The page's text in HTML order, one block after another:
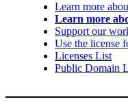
Learn more
Learn more
Support our
Use the license
Licenses List
Public Domain